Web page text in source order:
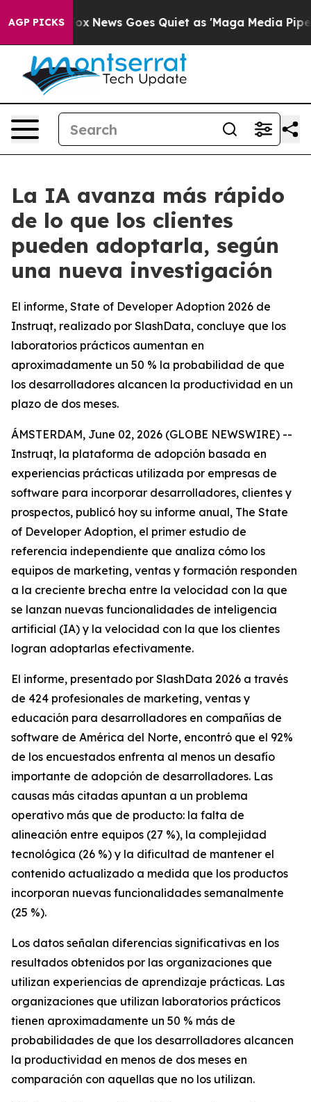
AGP PICKS
Exist Fox News Goes Quiet as 'Maga Media
La IA avanza más rápido
de lo que los clientes
pueden adoptarla, según
una nueva investigación
El informe, State of Developer Adoption 2026 de
Instruqt, realizado por SlashData, concluye que los
laboratorios prácticos aumentan en
aproximadamente un 50 % la probabilidad de que
los desarrolladores alcancen la productividad en un
plazo de dos meses.
ÁMSTERDAM, June 02, 2026 (GLOBE NEWSWIRE) --
Instruqt, la plataforma de adopción basada en
experiencias prácticas utilizada por empresas de
software para incorporar desarrolladores, clientes y
prospectos, publicó hoy su informe anual, The State
of Developer Adoption, el primer estudio de
referencia independiente que analiza cómo los
equipos de marketing, ventas y formación responden
a la creciente brecha entre la velocidad con la que
se lanzan nuevas funcionalidades de inteligencia
artificial (IA) y la velocidad con la que los clientes
logran adoptarlas efectivamente.
El informe, presentado por SlashData 2026 a través
de 424 profesionales de marketing, ventas y
educación para desarrolladores en compañías de
software de América del Norte, encontró que el 92%
de los encuestados enfrenta al menos un desafío
importante de adopción de desarrolladores. Las
causas más citadas apuntan a un problema
operativo más que de producto: la falta de
alineación entre equipos (27 %), la complejidad
tecnológica (26 %) y la dificultad de mantener el
contenido actualizado a medida que los productos
incorporan nuevas funcionalidades semanalmente
(25 %).
Los datos señalan diferencias significativas en los
resultados obtenidos por las organizaciones que
utilizan experiencias de aprendizaje prácticas. Las
organizaciones que utilizan laboratorios prácticos
tienen aproximadamente un 50 % más de
probabilidades de que los desarrolladores alcancen
la productividad en menos de dos meses en
comparación con aquellas que no los utilizan.